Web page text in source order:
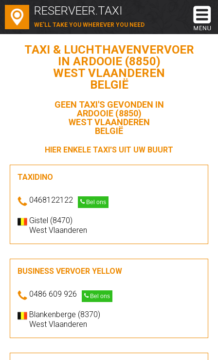
RESERVEER.TAXI
WE'LL TAKE YOU WHEREVER YOU NEED
TAXI & LUCHTHAVENVERVOER
IN ARDOOIE (8850)
WEST VLAANDEREN
BELGIË
GEEN TAXI'S GEVONDEN IN
ARDOOIE (8850)
WEST VLAANDEREN
BELGIË
HIER ENKELE TAXI'S UIT UW BUURT
TAXIDINO
0468122122 Bel ons
Gistel (8470)
West Vlaanderen
BUSINESS VERVOER YELLOW
0486 609 926 Bel ons
Blankenberge (8370)
West Vlaanderen